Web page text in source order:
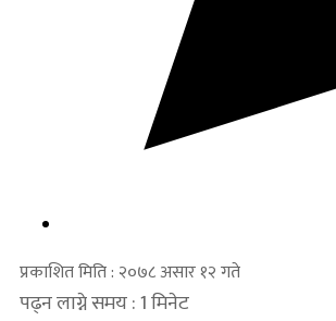
प्रकाशित मिति : २०७८ असार १२ गते
पढ्न लाग्ने समय : 1 मिनेट